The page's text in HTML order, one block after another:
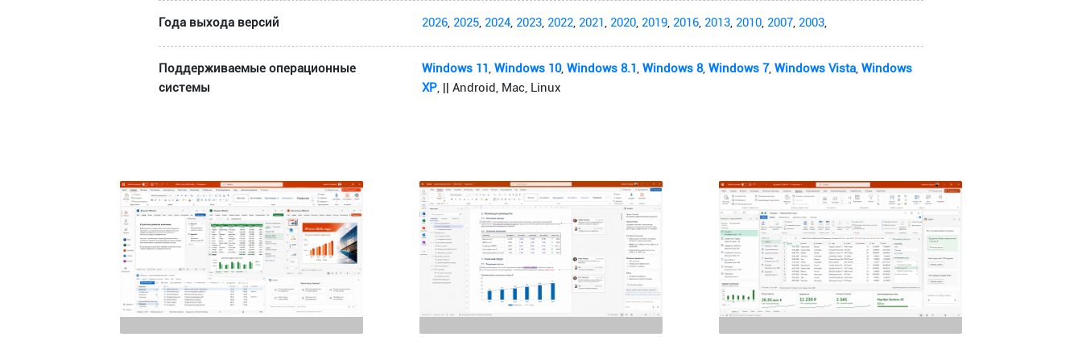
Года выхода версий 2026, 2025, 2024, 2023, 2022, 2021, 2020, 2019, 2016, 2013, 2010, 2007, 2003,
Поддерживаемые операционные
системы
Windows 11 , Windows 10, Windows 8.1 , Windows 8, Windows 7, Windows Vista, Windows
XP, || Android, Mac, Linux